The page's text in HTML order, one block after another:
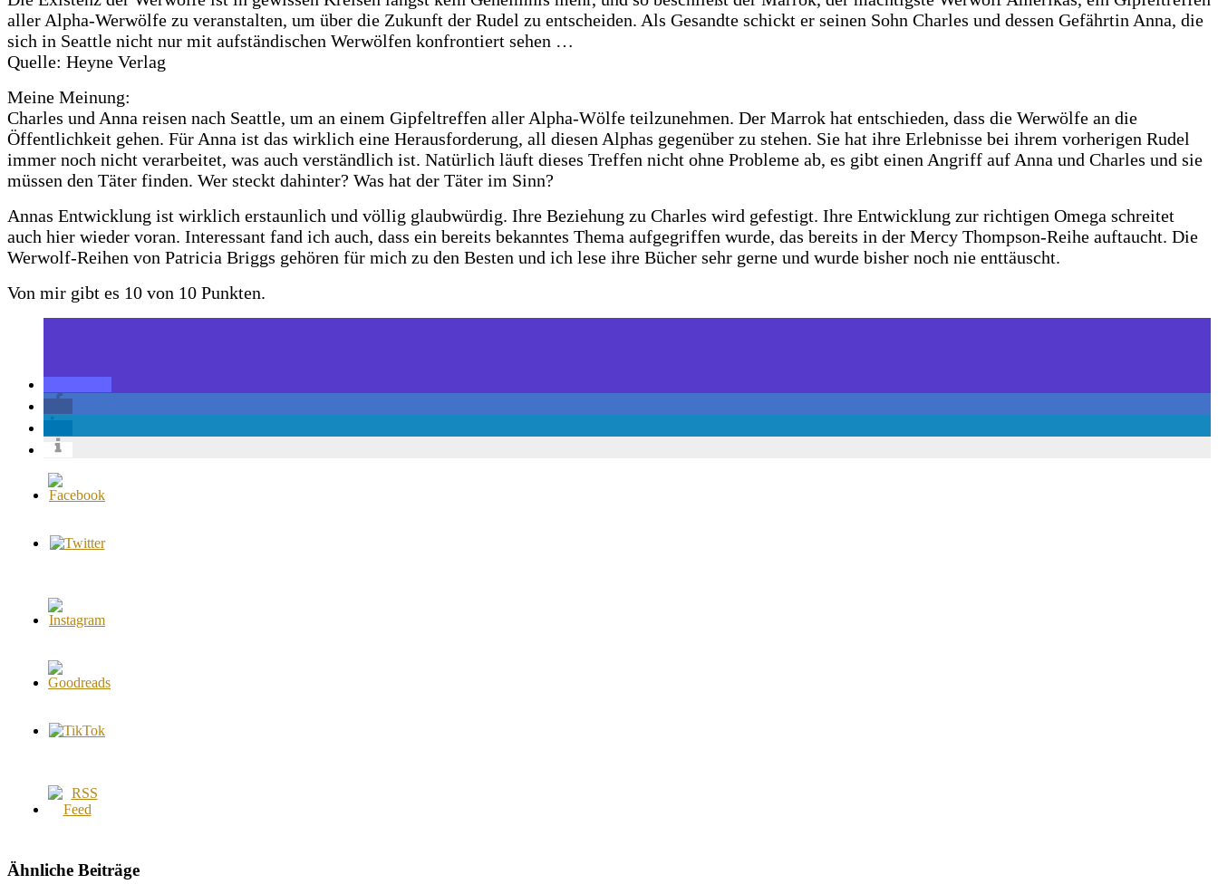
aller Alpha-Werwölfe zu veranstalten, um über die Zukunft der Rudel zu entscheiden. Als Gesandte schickt er seinen Sohn Charles und dessen Gefährtin Anna, die
sich in Seattle nicht nur mit aufständischen Werwölfen konfrontiert sehen …
Quelle: Heyne Verlag
Meine Meinung:
Charles und Anna reisen nach Seattle, um an einem Gipfeltreffen aller Alpha-Wölfe teilzunehmen. Der Marrok hat entschieden, dass die Werwölfe an die
Öffentlichkeit gehen. Für Anna ist das wirklich eine Herausforderung, all diesen Alphas gegenüber zu stehen. Sie hat ihre Erlebnisse bei ihrem vorherigen Rudel
immer noch nicht verarbeitet, was auch verständlich ist. Natürlich läuft dieses Treffen nicht ohne Probleme ab, es gibt einen Angriff auf Anna und Charles und sie
müssen den Täter finden. Wer steckt dahinter? Was hat der Täter im Sinn?
Annas Entwicklung ist wirklich erstaunlich und völlig glaubwürdig. Ihre Beziehung zu Charles wird gefestigt. Ihre Entwicklung zur richtigen Omega schreitet
auch hier wieder voran. Interessant fand ich auch, dass ein bereits bekanntes Thema aufgegriffen wurde, das bereits in der Mercy Thompson-Reihe auftaucht. Die
Werwolf-Reihen von Patricia Briggs gehören für mich zu den Besten und ich lese ihre Bücher sehr gerne und wurde bisher noch nie enttäuscht.
Von mir gibt es 10 von 10 Punkten.
Ähnliche Beiträge